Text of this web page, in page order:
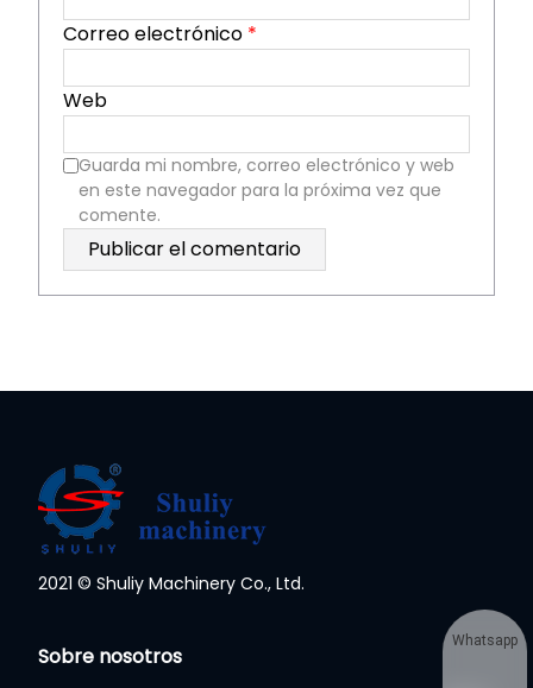
Correo electrónico *
Web
Guarda mi nombre, correo electrónico y web
en este navegador para la próxima vez que
comente.
2021 © Shuliy Machinery Co., Ltd.
Sobre nosotros
Whatsapp